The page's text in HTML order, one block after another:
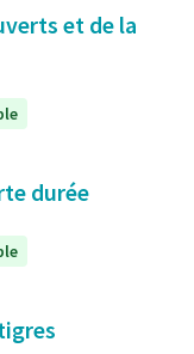
et de la
durée